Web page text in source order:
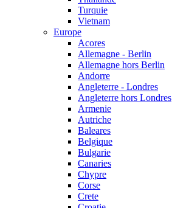
Turquie
Vietnam
Europe
Acores
Allemagne - Berlin
Allemagne hors Berlin
Andorre
Angleterre - Londres
Angleterre hors Londres
Armenie
Autriche
Baleares
Belgique
Bulgarie
Canaries
Chypre
Corse
Crete